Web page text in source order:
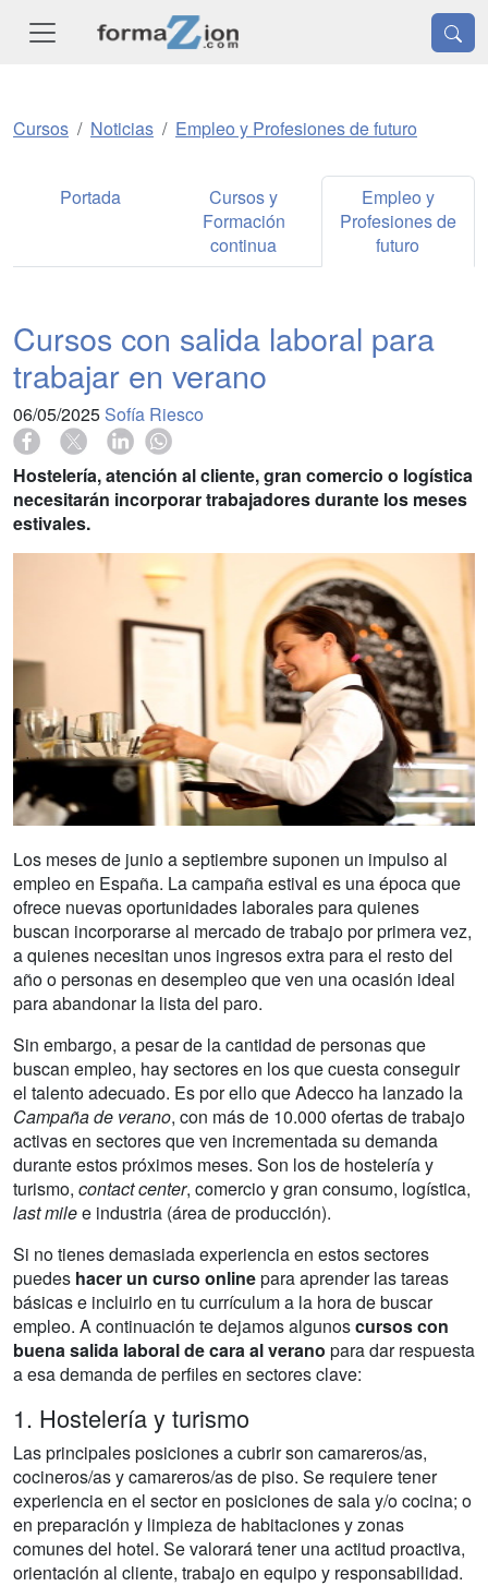
Cursos Noticias Empleo y Profesiones de futuro
Portada
Cursos y
Formación
continua
Empleo y
Profesiones de
futuro
Cursos con salida laboral para
trabajar en verano
06/05/2025 Sofía Riesco
Hostelería, atención al cliente, gran comercio o logística
necesitarán incorporar trabajadores durante los meses
estivales.
Los meses de junio a septiembre suponen un impulso al
empleo en España. La campaña estival es una época que
ofrece nuevas oportunidades laborales para quienes
buscan incorporarse al mercado de trabajo por primera vez,
a quienes necesitan unos ingresos extra para el resto del
año o personas en desempleo que ven una ocasión ideal
para abandonar la lista del paro.
Sin embargo, a pesar de la cantidad de personas que
buscan empleo, hay sectores en los que cuesta conseguir
el talento adecuado. Es por ello que Adecco ha lanzado la
Campaña de verano, con más de 10.000 ofertas de trabajo
activas en sectores que ven incrementada su demanda
durante estos próximos meses. Son los de hostelería y
turismo, contact center, comercio y gran consumo, logística,
last milee industria (área de producción).
Si no tienes demasiada experiencia en estos sectores
puedes hacer un curso onlinepara aprender las tareas
básicas e incluirlo en tu currículum a la hora de buscar
empleo. A continuación te dejamos algunoscursos con
buena salida laboral de cara al verano para dar respuesta
a esa demanda de perfiles en sectores clave:
1. Hostelería y turismo
Las principales posiciones a cubrir son camareros/as,
cocineros/as y camareros/as de piso. Se requiere tener
experiencia en el sector en posiciones de sala y/o cocina; o
en preparación y limpieza de habitaciones y zonas
comunes del hotel. Se valorará tener una actitud proactiva,
orientación al cliente, trabajo en equipo y responsabilidad.